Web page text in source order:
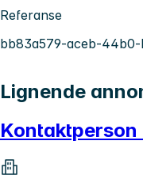
Referanse
bb83a579-aceb-
Lignende